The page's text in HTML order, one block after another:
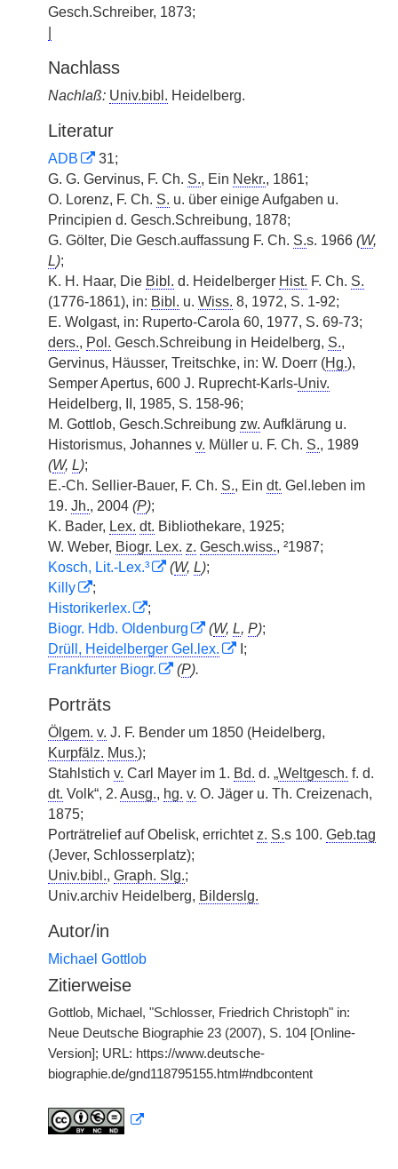
Gesch.Schreiber, 1873;
Nachlass
Nachlaß: Univ.bibl. Heidelberg.
Literatur
ADB
31;
G. G. Gervinus, F. Ch. S., Ein Nekr., 1861;
O. Lorenz, F. Ch. S. u. über einige Aufgaben u.
Principien d. Gesch.Schreibung, 1878;
G. Gölter, Die Gesch.auffassung F. Ch. S.s. 1966 (W,
L);
K. H. Haar, Die Bibl. d. Heidelberger Hist. F. Ch. S.
(1776-1861), in: Bibl. u. Wiss. 8, 1972, S. 1-92;
E. Wolgast, in: Ruperto-Carola 60, 1977, S. 69-73;
ders., Pol. Gesch.Schreibung in Heidelberg, S.,
Gervinus, Häusser, Treitschke, in: W. Doerr (Hg.),
Semper Apertus, 600 J. Ruprecht-Karls-Univ.
Heidelberg, II, 1985, S. 158-96;
M. Gottlob, Gesch.Schreibung zw. Aufklärung u.
Historismus, Johannes v. Müller u. F. Ch. S., 1989
(W, L);
E.-Ch. Sellier-Bauer, F. Ch. S., Ein dt. Gel.leben im
19. Jh., 2004 (P);
K. Bader, Lex. dt. Bibliothekare, 1925;
W. Weber, Biogr. Lex. z. Gesch.wiss., ²1987;
Kosch, Lit.-Lex.³
(W, L);
Killy
;
Historikerlex.
;
Biogr. Hdb. Oldenburg
(W, L, P);
Drüll, Heidelberger Gel.lex.
I;
Frankfurter Biogr.
(P).
Porträts
Ölgem. v. J. F. Bender um 1850 (Heidelberg,
Kurpfälz. Mus.);
Stahlstich v. Carl Mayer im 1. Bd. d. „Weltgesch. f. d.
dt. Volk“, 2. Ausg., hg. v. O. Jäger u. Th. Creizenach,
1875;
Porträtrelief auf Obelisk, errichtet z. S.s 100. Geb.tag
(Jever, Schlosserplatz);
Univ.bibl., Graph. Slg.;
Univ.archiv Heidelberg, Bilderslg.
Autor/in
Michael Gottlob
Zitierweise
Gottlob, Michael, "Schlosser, Friedrich Christoph" in:
Neue Deutsche Biographie 23 (2007), S. 104 [Online-
Version]; URL: https://www.deutsche-
biographie.de/gnd118795155.html#ndbcontent